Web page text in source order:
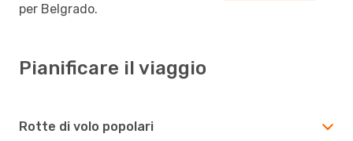
per Belgrado.
Pianificare il viaggio
Rotte di volo popolari